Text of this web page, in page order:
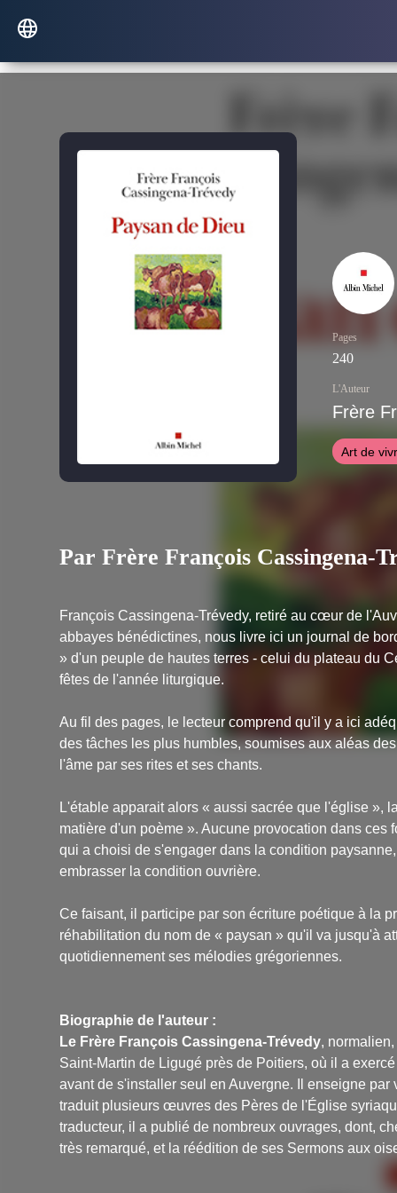
Pages
240
L'Auteur
Frère
Art de
Par Frère François Cassingena-
François Cassingena-Trévedy, retiré au cœur de
abbayes bénédictines, nous livre ici un journal de
» d'un peuple de hautes terres - celui du plateau du
fêtes de l'année liturgique.
Au fil des pages, le lecteur comprend qu'il y a ici
des tâches les plus humbles, soumises aux aléas
l'âme par ses rites et ses chants.
L'étable apparait alors « aussi sacrée que l'église »,
matière d'un poème ». Aucune provocation dans
qui a choisi de s'engager dans la condition
embrasser la condition ouvrière.
Ce faisant, il participe par son écriture poétique à la
réhabilitation du nom de « paysan » qu'il va jusqu'à
quotidiennement ses mélodies grégoriennes.
Biographie de l'auteur :
Le Frère François Cassingena-Trévedy,
Saint-Martin de Ligugé près de Poitiers, où il a
avant de s'installer seul en Auvergne. Il enseigne
traduit plusieurs œuvres des Pères de l'Église
traducteur, il a publié de nombreux ouvrages, dont,
très remarqué, et la réédition de ses Sermons aux